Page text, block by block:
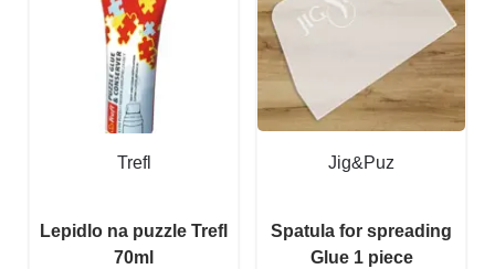
Trefl
Lepidlo na puzzle Trefl
70ml
Jig&Puz
Spatula for spreading
Glue 1 piece